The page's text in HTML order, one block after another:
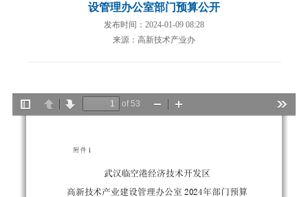
设管理办公室部门预算公开
发布时间：2024-01-09 08:28
来源：高新技术产业办